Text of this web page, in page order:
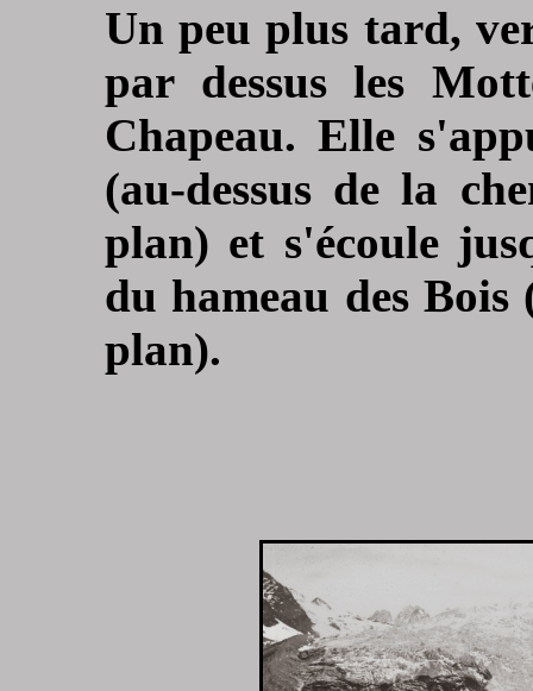
Un peu plus tard,
par dessus les
Chapeau. Elle
(au-dessus de la
plan) et s'écoule
du hameau des Bois
plan).